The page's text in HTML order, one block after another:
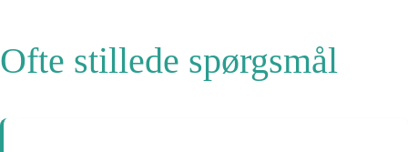
Ofte stillede spørgsmål